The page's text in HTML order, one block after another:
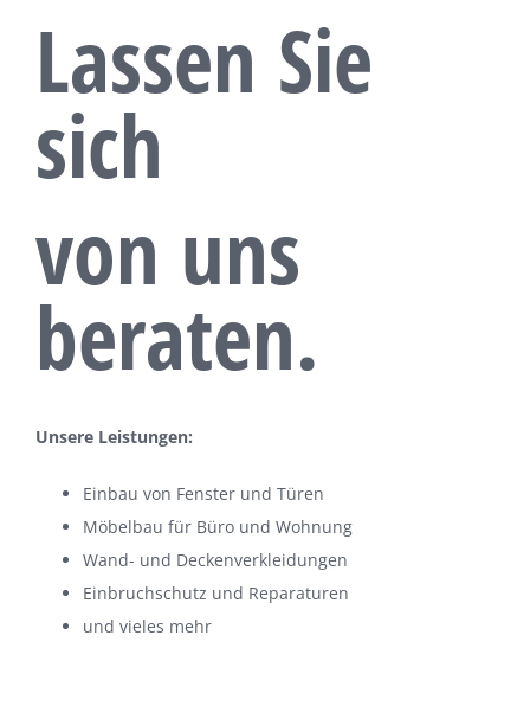
Lassen Sie
sich
von uns
beraten.
Unsere Leistungen:
Einbau von Fenster und Türen
Möbelbau für Büro und Wohnung
Wand- und Deckenverkleidungen
Einbruchschutz und Reparaturen
und vieles mehr